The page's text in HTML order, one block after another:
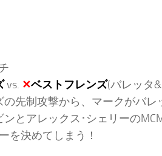
vs. ✕ベストフレンズ(バレッタ
先制攻撃から、マークがバレ
とアレックス･シェリーの
を決めてしまう！